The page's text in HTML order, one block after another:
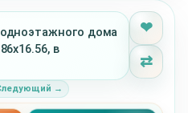
дома
в
→
❤
⇄